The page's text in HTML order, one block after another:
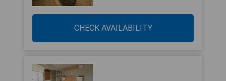
CHECK AVAILABILITY